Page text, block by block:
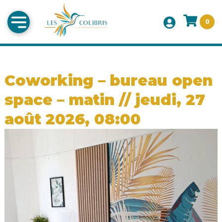
0
Coworking – bureau open
space – matin // jeudi, 27
août 2026, 08:00